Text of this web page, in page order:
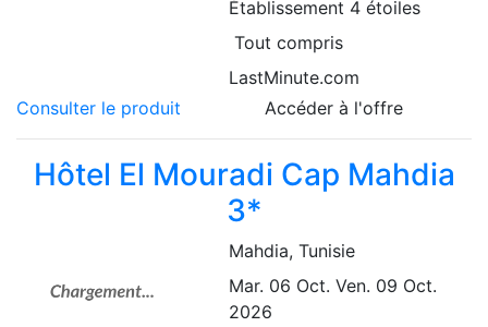
Établissement 4 étoiles
Tout compris
LastMinute.com
Consulter le produit
Accéder à l'offre
Hôtel El Mouradi Cap Mahdia
3*
Mahdia, Tunisie
Mar. 06 Oct. Ven. 09 Oct.
2026